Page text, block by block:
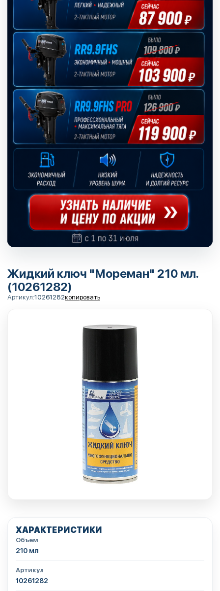
Жидкий ключ "Мореман" 210 мл.
(10261282)
Артикул:10261282копировать
ХАРАКТЕРИСТИКИ
Объем
210 мл
Артикул
10261282